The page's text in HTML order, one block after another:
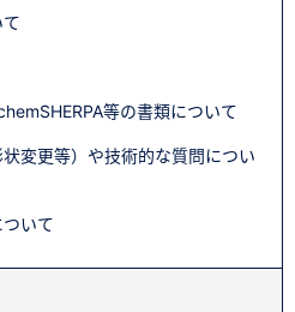
等の書類について
変更等）や技術的な質問につい
いて